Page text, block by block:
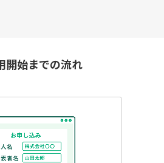
開始までの流れ